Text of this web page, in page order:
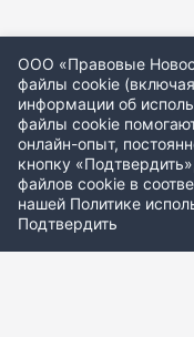
ООО «Правовые
файлы cookie
информации об
файлы cookie
онлайн-опыт,
кнопку
файлов cookie в
нашей Политике
Подтвердить